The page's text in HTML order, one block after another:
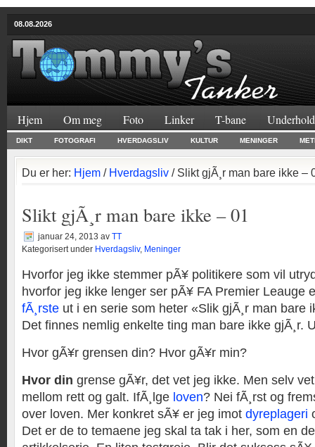
08.08.2026
Hjem Om meg Foto Linker T-bane
DIKT FOTOGRAFI HVERDAGSLIV KULTUR MENINGER
Du er her: Hjem / Hverdagsliv / Slikt gjÃ¸r man bare ikke –
Slikt gjÃ¸r man bare ikke – 01
januar 24, 2013 av TT
Kategorisert under Hverdagsliv, Meninger
Hvorfor jeg ikke stemmer pÃ¥ politikere som vil
hvorfor jeg ikke lenger ser pÃ¥ FA Premier Leauge
fÃ¸rste ut i en serie som heter «Slik gjÃ¸r man bare
Det finnes nemlig enkelte ting man bare ikke gjÃ¸r.
Hvor gÃ¥r grensen din? Hvor gÃ¥r min?
Hvor din grense gÃ¥r, det vet jeg ikke. Men selv
mellom rett og galt. IfÃ¸lge loven? Nei fÃ¸rst og
over loven. Mer konkret sÃ¥ er jeg imot dyreplageri
Det er de to temaene jeg skal ta tak i her, som en